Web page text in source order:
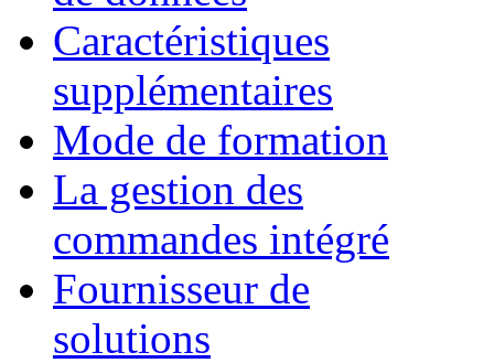
Caractéristiques
supplémentaires
Mode de formation
La gestion des
commandes intégré
Fournisseur de
solutions